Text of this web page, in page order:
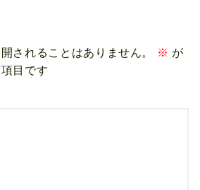
されることはありません。 ※ が
目です